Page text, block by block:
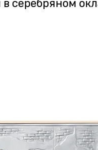
серебряном